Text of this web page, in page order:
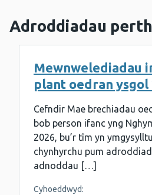
Adroddiadau
Mewnwelediadau
plant oedran ysgol
Cefndir Mae brechiadau
bob person ifanc yng
2026, bu’r tîm yn
chynhyrchu pum
adnoddau […]
Cyhoeddwyd: